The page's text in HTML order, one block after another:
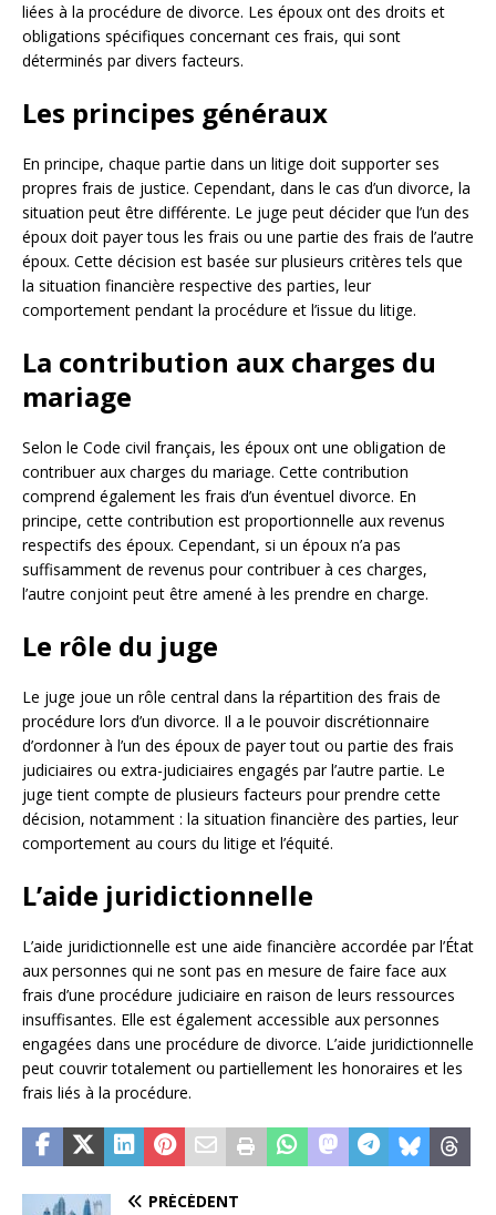
liées à la procédure de divorce. Les époux ont des droits et
obligations spécifiques concernant ces frais, qui sont
déterminés par divers facteurs.
Les principes généraux
En principe, chaque partie dans un litige doit supporter ses
propres frais de justice. Cependant, dans le cas d’un divorce, la
situation peut être différente. Le juge peut décider que l’un des
époux doit payer tous les frais ou une partie des frais de l’autre
époux. Cette décision est basée sur plusieurs critères tels que
la situation financière respective des parties, leur
comportement pendant la procédure et l’issue du litige.
La contribution aux charges du
mariage
Selon le Code civil français, les époux ont une obligation de
contribuer aux charges du mariage. Cette contribution
comprend également les frais d’un éventuel divorce. En
principe, cette contribution est proportionnelle aux revenus
respectifs des époux. Cependant, si un époux n’a pas
suffisamment de revenus pour contribuer à ces charges,
l’autre conjoint peut être amené à les prendre en charge.
Le rôle du juge
Le juge joue un rôle central dans la répartition des frais de
procédure lors d’un divorce. Il a le pouvoir discrétionnaire
d’ordonner à l’un des époux de payer tout ou partie des frais
judiciaires ou extra-judiciaires engagés par l’autre partie. Le
juge tient compte de plusieurs facteurs pour prendre cette
décision, notamment : la situation financière des parties, leur
comportement au cours du litige et l’équité.
L’aide juridictionnelle
L’aide juridictionnelle est une aide financière accordée par l’État
aux personnes qui ne sont pas en mesure de faire face aux
frais d’une procédure judiciaire en raison de leurs ressources
insuffisantes. Elle est également accessible aux personnes
engagées dans une procédure de divorce. L’aide juridictionnelle
peut couvrir totalement ou partiellement les honoraires et les
frais liés à la procédure.
PRÉCÉDENT